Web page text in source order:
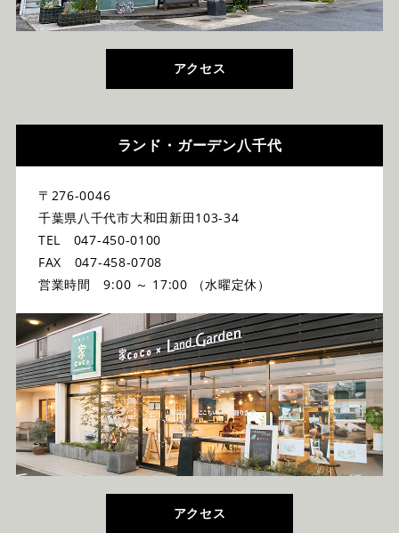
アクセス
ランド・ガーデン八千代
〒276-0046
千葉県八千代市大和田新田103-34
TEL 047-450-0100
FAX 047-458-0708
営業時間 9:00 ～ 17:00 （水曜定休）
アクセス